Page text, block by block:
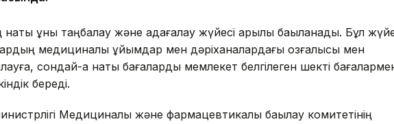
құны таңбалау және қадағалау жүйесі арқылы бақыланады. Бұл
медициналық ұйымдар мен дәріханалардағы қозғалысы мен
сондай-ақ нақты бағаларды мемлекет белгілеген шекті
береді.
Медициналық және фармацевтикалық бақылау комитетінің